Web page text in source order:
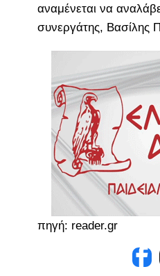
αναμένεται να
συνεργάτης, Βασίλης
πηγή: reader.gr